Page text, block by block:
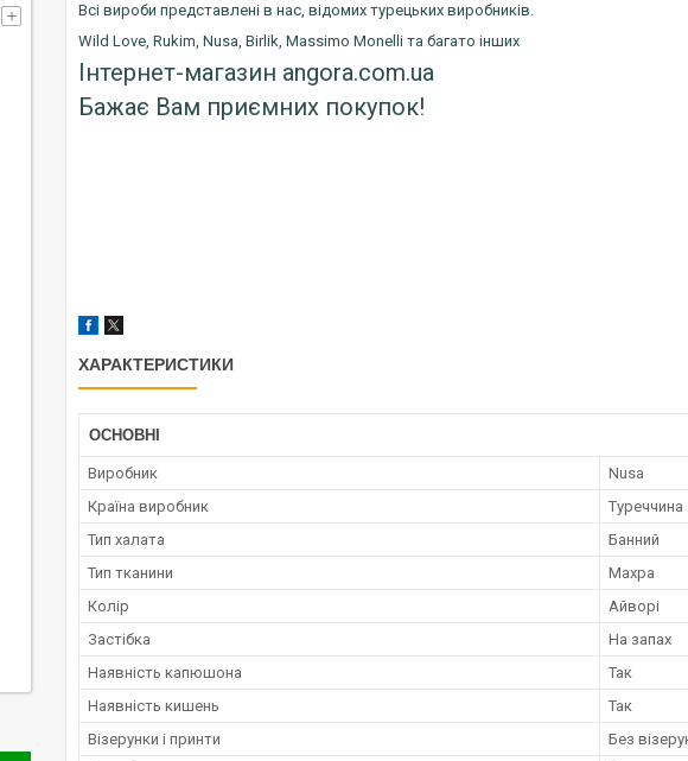
Всі вироби представлені в нас, відомих турецьких виробників.
Wild Love, Rukim, Nusa, Birlik, Massimo Monelli та багато інших
Інтернет-магазин angora.com.ua
Бажає Вам приємних покупок!
ХАРАКТЕРИСТИКИ
ОСНОВНІ
Виробник
Nusa
Країна виробник
Туреччина
Тип халата
Банний
Тип тканини
Махра
Колір
Айворі
Застібка
На запах
Наявність капюшона
Так
Наявність кишень
Так
Візерунки і принти
Без